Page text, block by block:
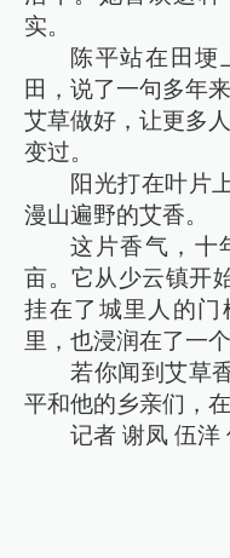
实。
陈平站在田埂
田，说了一句多年
艾草做好，让更多
变过。
阳光打在叶片
漫山遍野的艾香。
这片香气，十
亩。它从少云镇开
挂在了城里人的
里，也浸润在了一
若你闻到艾草
平和他的乡亲们，
记者 谢凤 伍洋